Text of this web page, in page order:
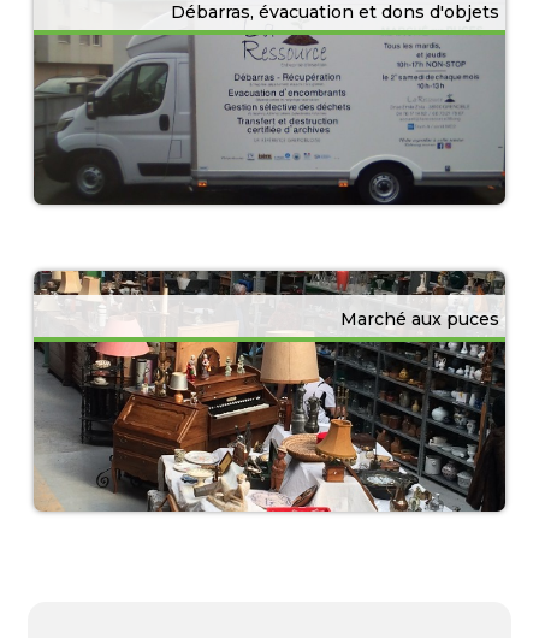
Débarras, évacuation et dons d'objets
Marché aux puces